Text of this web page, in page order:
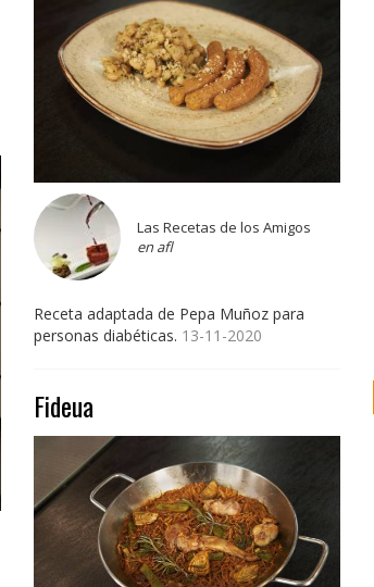
Las Recetas de los Amigos
en afl
Receta adaptada de Pepa Muñoz para
personas diabéticas. 13-11-2020
Fideua